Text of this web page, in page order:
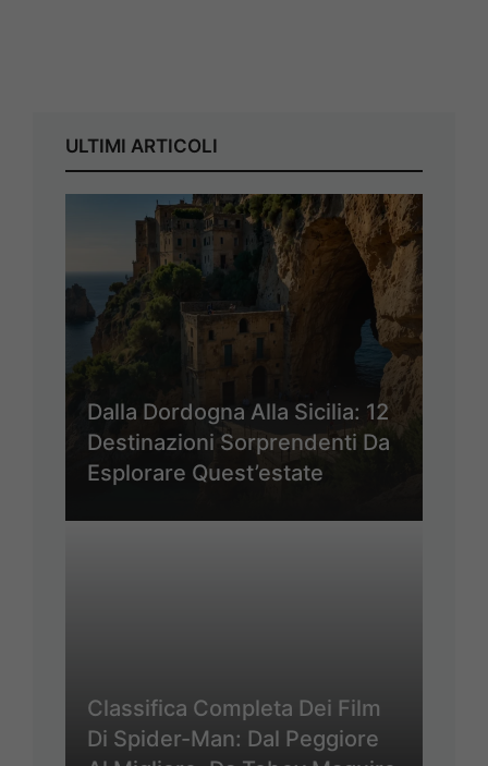
ULTIMI ARTICOLI
Dalla Dordogna Alla Sicilia: 12
Destinazioni Sorprendenti Da
Esplorare Quest’estate
Classifica Completa Dei Film
Di Spider-Man: Dal Peggiore